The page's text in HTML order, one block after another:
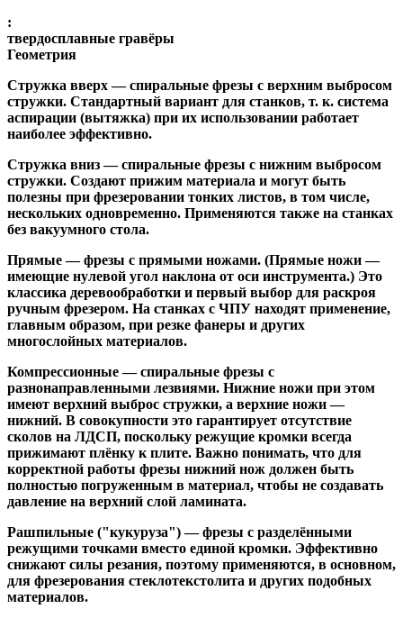
:
твердосплавные гравёры
Геометрия
Стружка вверх— спиральные фрезы с верхним выбросом
стружки. Стандартный вариант для станков, т. к. система
аспирации (вытяжка) при их использовании работает
наиболее эффективно.
Стружка вниз— спиральные фрезы с нижним выбросом
стружки. Создают прижим материала и могут быть
полезны при фрезеровании тонких листов, в том числе,
нескольких одновременно. Применяются также на станках
без вакуумного стола.
Прямые— фрезы с прямыми ножами. (Прямые ножи —
имеющие нулевой угол наклона от оси инструмента.) Это
классика деревообработки и первый выбор для раскроя
ручным фрезером. На станках с ЧПУ находят применение,
главным образом, при резке фанеры и других
многослойных материалов.
Компрессионные— спиральные фрезы с
разнонаправленными лезвиями. Нижние ножи при этом
имеют верхний выброс стружки, а верхние ножи —
нижний. В совокупности это гарантирует отсутствие
сколов на ЛДСП, поскольку режущие кромки всегда
прижимают плёнку к плите. Важно понимать, что для
корректной работы фрезы нижний нож должен быть
полностью погруженным в материал, чтобы не создавать
давление на верхний слой ламината.
Рашпильные ("кукуруза")— фрезы с разделёнными
режущими точками вместо единой кромки. Эффективно
снижают силы резания, поэтому применяются, в основном,
для фрезерования стеклотекстолита и других подобных
материалов.